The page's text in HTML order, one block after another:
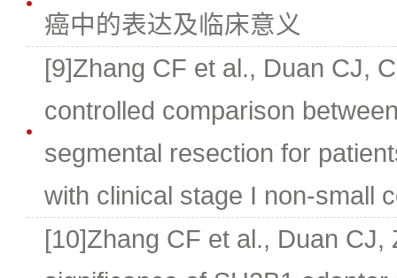
癌中的表达及临床意义
[9]Zhang CF et al., Duan CJ,
controlled comparison
segmental resection for
with clinical stage I non-small
[10]Zhang CF et al., Duan CJ,